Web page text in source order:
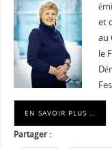
et
au
le
EN SAVOIR PLUS …
Partager :